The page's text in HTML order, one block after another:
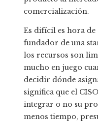
comercialización.
Es difícil es hora de
fundador de una
los recursos son
mucho en juego
decidir dónde
significa que el
integrar o no su
menos tiempo,